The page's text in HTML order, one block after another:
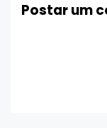
Postar um